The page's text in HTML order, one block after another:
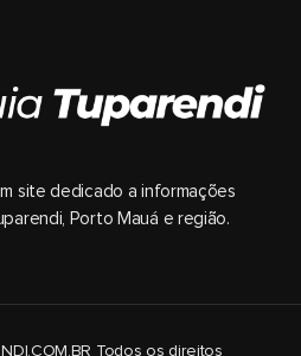
site dedicado a informações
Porto Mauá e região.
Todos os direitos